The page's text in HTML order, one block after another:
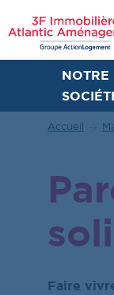
NOTRE
Accueil
Faire